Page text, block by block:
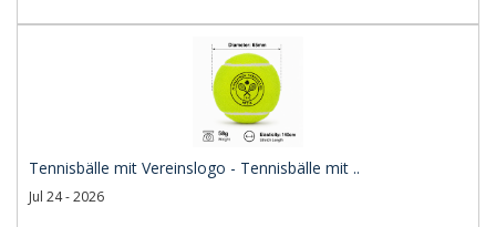
Tennisbälle mit Vereinslogo - Tennisbälle mit ..
Jul 24 - 2026